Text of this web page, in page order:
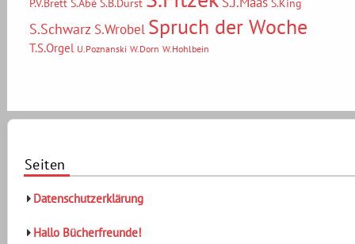
P.V.Brett S.Abé S.B.Durst S.King
S.Schwarz S.Wrobel Spruch der Woche
T.S.Orgel U.Poznanski W.Dorn W.Hohlbein
Seiten
Datenschutzerklärung
Hallo Bücherfreunde!